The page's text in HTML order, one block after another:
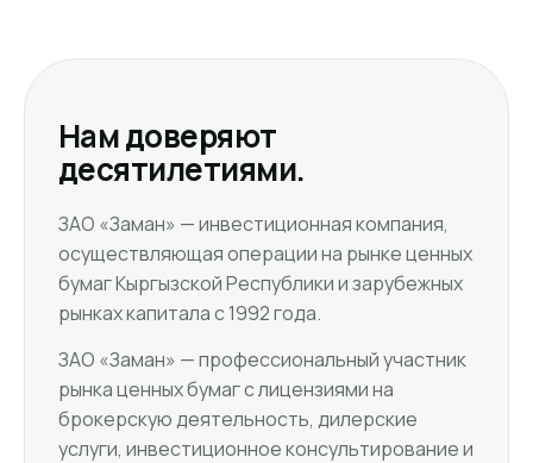
Нам доверяют
десятилетиями.
ЗАО «Заман» — инвестиционная компания,
осуществляющая операции на рынке ценных
бумаг Кыргызской Республики и зарубежных
рынках капитала с 1992 года.
ЗАО «Заман» — профессиональный участник
рынка ценных бумаг с лицензиями на
брокерскую деятельность, дилерские
услуги, инвестиционное консультирование и